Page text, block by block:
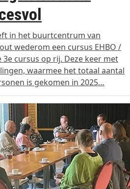
in het buurtcentrum van
wederom een cursus EHBO /
3e cursus op rij. Deze keer met
waarmee het totaal aantal
is gekomen in 2025…